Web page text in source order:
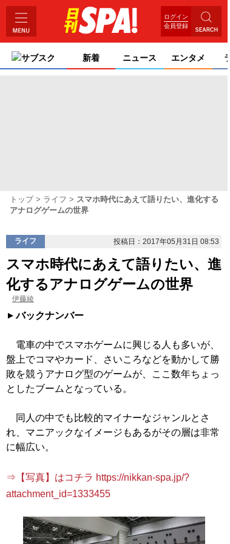
ログイン
会員登録
サブスク 新着 ニュース エンタメ
トップ ライフ
スマホ時代にあえて語りたい、進化する
アナログゲームの世界
ライフ 投稿日：2017年05月31日 08:53
スマホ時代にあえて語りたい、進
化するアナログゲームの世界
伊藤綾
バックナンバー
電車の中でスマホゲームに興じる人も多いが、
盤上でコマやカード、さいころなどを動かして勝
敗を競うアナログ型のゲームが、ここ数年ちょっ
としたブームとなっている。
同人の中でも比較的マイナーなジャンルとさ
れ、マニアックなイメージもあるがその層は非常
に幅広い。
⇒【写真】はコチラ https://nikkan-spa.jp/?
attachment_id=1333455